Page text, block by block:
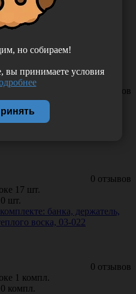
все
на липучке (цвет фуксия),
0 отзывов
3 шт.
шт.
на липучке (цвет
0 отзывов
17 шт.
шт.
банка, держатель,
воска, 03-022
0 отзывов
1 компл.
компл.
но собираем!
вы принимаете условия